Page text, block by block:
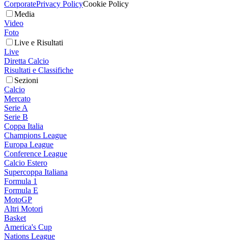
CorporatePrivacy PolicyCookie Policy
Media
Video
Foto
Live e Risultati
Live
Diretta Calcio
Risultati e Classifiche
Sezioni
Calcio
Mercato
Serie A
Serie B
Coppa Italia
Champions League
Europa League
Conference League
Calcio Estero
Supercoppa Italiana
Formula 1
Formula E
MotoGP
Altri Motori
Basket
America's Cup
Nations League